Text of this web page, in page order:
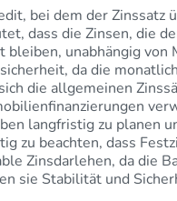
bei dem der Zinssatz
dass die Zinsen, die
unabhängig von
da die
die allgemeinen
langfristig zu planen
zu beachten, dass
Zinsdarlehen, da die
sie Stabilität und